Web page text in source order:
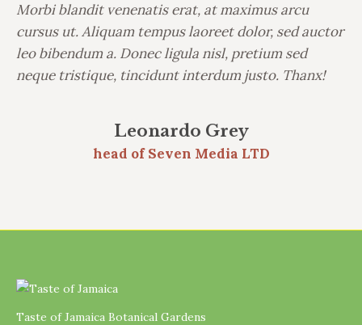
Morbi blandit venenatis erat, at maximus arcu
cursus ut. Aliquam tempus laoreet dolor, sed auctor
leo bibendum a. Donec ligula nisl, pretium sed
neque tristique, tincidunt interdum justo. Thanx!
Leonardo Grey
head of Seven Media LTD
Taste of Jamaica Botanical Gardens